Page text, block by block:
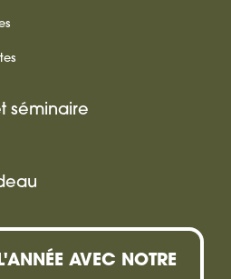
séminaire
AVEC NOTRE